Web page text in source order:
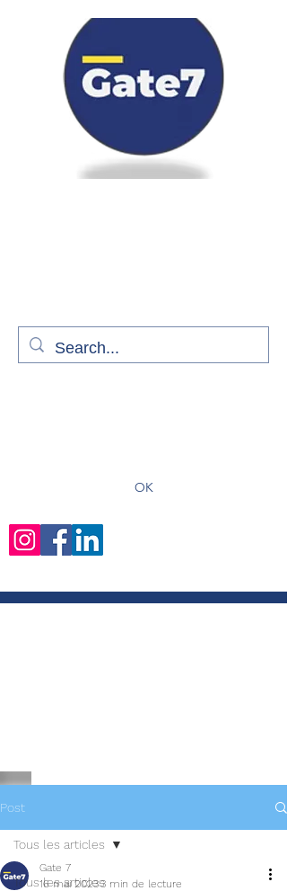
OK
Post
Tous les articles
Tous les articles
Gate 7
16 mai 20233 min de lecture